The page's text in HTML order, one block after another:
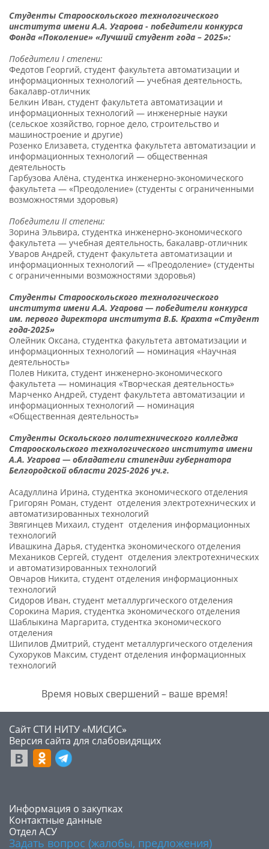
Студенты Старооскольского технологического
института имени А.А. Угарова - победители конкурса
Фонда «Поколение» «Лучший студент года – 2025»:
Победители I степени:
Федотов Георгий, студент факультета автоматизации и
информационных технологий — учебная деятельность,
бакалавр-отличник
Белкин Иван, студент факультета автоматизации и
информационных технологий — инженерные науки
(сельское хозяйство, горное дело, строительство и
машиностроение и другие)
Розенко Елизавета, студентка факультета автоматизации и
информационных технологий — общественная
деятельность
Гарбузова Алёна, студентка инженерно-экономического
факультета — «Преодоление» (студенты с ограниченными
возможностями здоровья)
Победители II степени:
Зорина Эльвира, студентка инженерно-экономического
факультета — учебная деятельность, бакалавр-отличник
Уваров Андрей, студент факультета автоматизации и
информационных технологий — «Преодоление» (студенты
с ограниченными возможностями здоровья)
Студенты Старооскольского технологического
института имени А.А. Угарова — победители конкурса
им. первого директора института В.Б. Крахта «Студент
года-2025»
Олейник Оксана, студентка факультета автоматизации и
информационных технологий — номинация «Научная
деятельность»
Полев Никита, студент инженерно-экономического
факультета — номинация «Творческая деятельность»
Марченко Андрей, студент факультета автоматизации и
информационных технологий — номинация
«Общественная деятельность»
Студенты Оскольского политехнического колледжа
Старооскольского технологического института имени
А.А. Угарова — обладатели стипендии губернатора
Белгородской области 2025-2026 уч.г.
Асадуллина Ирина, студентка экономического отделения
Григорян Роман, студент отделения электротехнических и
автоматизированных технологий
Звягинцев Михаил, студент отделения информационных
технологий
Ивашкина Дарья, студентка экономического отделения
Механиков Сергей, студент отделения электротехнических
и автоматизированных технологий
Овчаров Никита, студент отделения информационных
технологий
Сидоров Иван, студент металлургического отделения
Сорокина Мария, студентка экономического отделения
Шаблыкина Маргарита, студентка экономического
отделения
Шипилов Дмитрий, студент металлургического отделения
Сухоруков Максим, студент отделения информационных
технологий
Время новых свершений – ваше время!
Сайт СТИ НИТУ «МИСИС»
​Версия сайта для слабовидящих
​Информация о закупках
Контактные данные
Отдел АСУ
Задать вопрос (жалобы, предложения)